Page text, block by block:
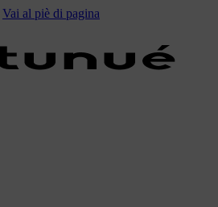
Vai al piè di pagina